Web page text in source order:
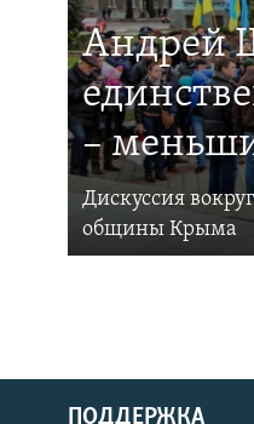
Андрей
–
Дискуссия
общины Крыма
ПОДДЕРЖКА